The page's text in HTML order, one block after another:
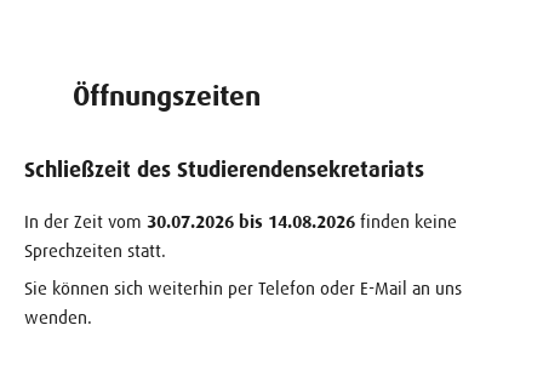
Öffnungszeiten
Schließzeit des Studierendensekretariats
In der Zeit vom 30.07.2026 bis 14.08.2026 finden keine
Sprechzeiten statt.
Sie können sich weiterhin per Telefon oder E-Mail an uns
wenden.